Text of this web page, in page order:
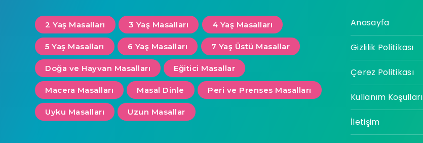
2 Yaş Masalları 3 Yaş Masalları 4 Yaş Masalları
5 Yaş Masalları 6 Yaş Masalları 7 Yaş Üstü Masallar
Doğa ve Hayvan Masalları Eğitici Masallar
Macera Masalları Masal Dinle Peri ve Prenses Masalları
Uyku Masalları Uzun Masallar
Anasayfa
Gizlilik Politikası
Çerez Politikası
Kullanım Koşulları
İletişim